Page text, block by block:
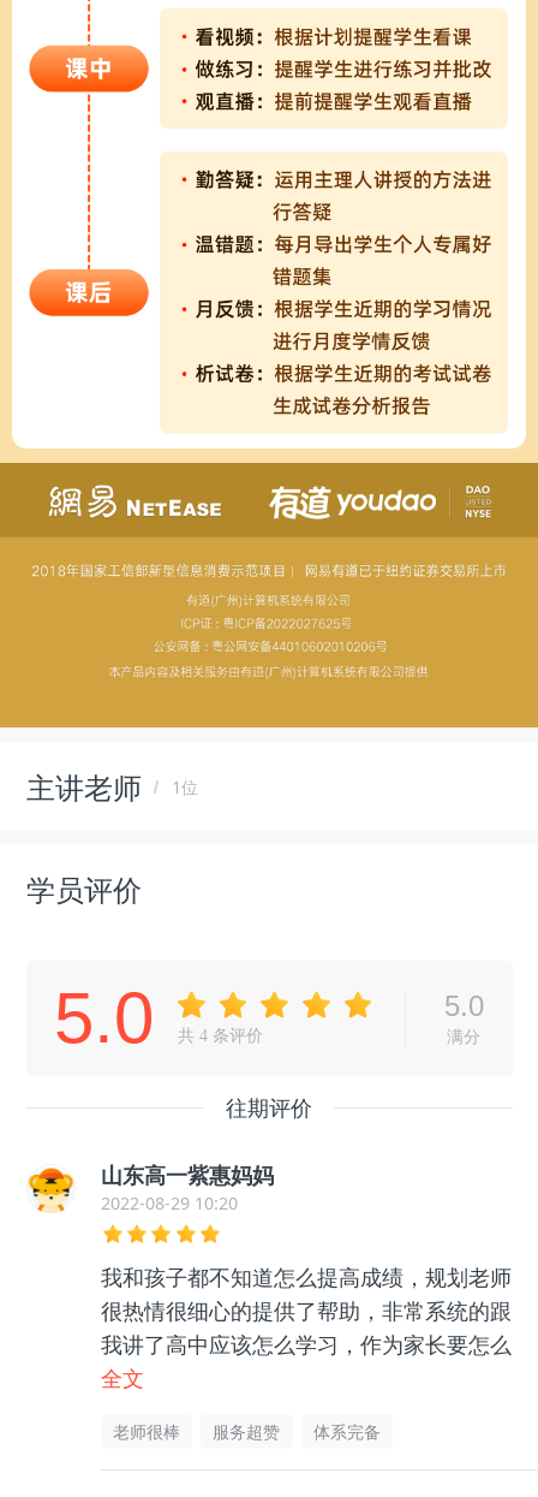
主讲老师 1位
学员评价
5.0 共4 条评价
5.0
满分
往期评价
山东高一紫惠妈妈
2022-08-29 10:20
我和孩子都不知道怎么提高成绩，规划老师
很热情很细心的提供了帮助，非常系统的跟
我讲了高中应该怎么学习，作为家长要怎么
帮助孩子等等很多东西，孩子和我都没有那
用的
全文
老师很棒 服务超赞 体系完备